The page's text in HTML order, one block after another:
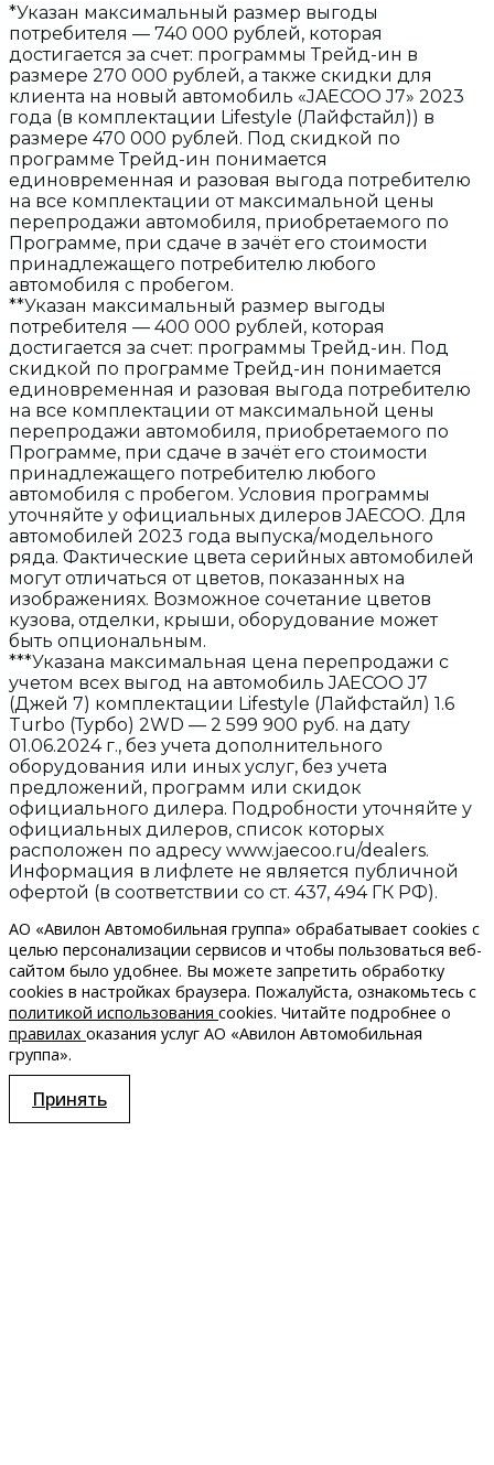
*Указан максимальный размер выгоды
потребителя — 740 000 рублей, которая
достигается за счет: программы Трейд-ин в
размере 270 000 рублей, а также скидки для
клиента на новый автомобиль «JAECOO J7» 2023
года (в комплектации Lifestyle (Лайфстайл)) в
размере 470 000 рублей. Под скидкой по
программе Трейд-ин понимается
единовременная и разовая выгода потребителю
на все комплектации от максимальной цены
перепродажи автомобиля, приобретаемого по
Программе, при сдаче в зачёт его стоимости
принадлежащего потребителю любого
автомобиля с пробегом.
**Указан максимальный размер выгоды
потребителя — 400 000 рублей, которая
достигается за счет: программы Трейд-ин. Под
скидкой по программе Трейд-ин понимается
единовременная и разовая выгода потребителю
на все комплектации от максимальной цены
перепродажи автомобиля, приобретаемого по
Программе, при сдаче в зачёт его стоимости
принадлежащего потребителю любого
автомобиля с пробегом. Условия программы
уточняйте у официальных дилеров JAECOO. Для
автомобилей 2023 года выпуска/модельного
ряда. Фактические цвета серийных автомобилей
могут отличаться от цветов, показанных на
изображениях. Возможное сочетание цветов
кузова, отделки, крыши, оборудование может
быть опциональным.
***Указана максимальная цена перепродажи с
учетом всех выгод на автомобиль JAECOO J7
(Джей 7) комплектации Lifestyle (Лайфстайл) 1.6
Turbo (Турбо) 2WD — 2 599 900 руб. на дату
01.06.2024 г., без учета дополнительного
оборудования или иных услуг, без учета
предложений, программ или скидок
официального дилера. Подробности уточняйте у
официальных дилеров, список которых
расположен по адресу www.jaecoo.ru/dealers.
Информация в лифлете не является публичной
офертой (в соответствии со ст. 437, 494 ГК РФ).
АО «Авилон Автомобильная группа» обрабатывает cookies с
целью персонализации сервисов и чтобы пользоваться веб-
сайтом было удобнее. Вы можете запретить обработку
сookies в настройках браузера. Пожалуйста, ознакомьтесь с
политикой использования cookies. Читайте подробнее о
правилах оказания услуг АО «Авилон Автомобильная
группа».
Принять